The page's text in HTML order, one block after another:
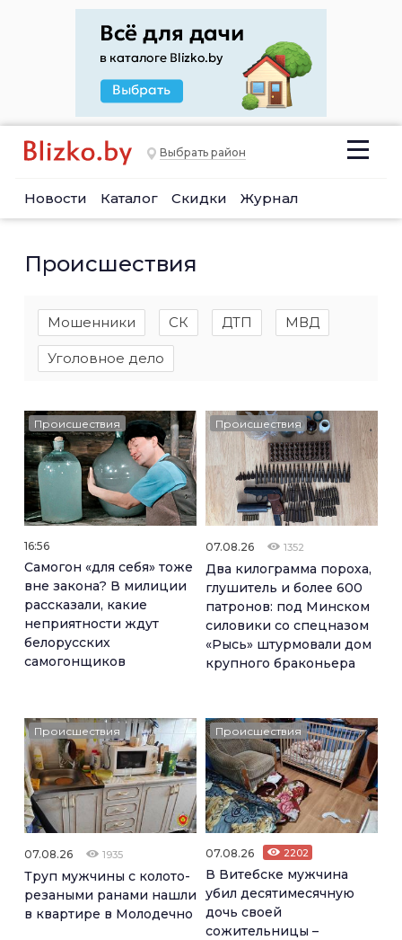
Выбрать район
Новости Каталог Скидки Журнал
Происшествия
Мошенники СК ДТП МВД
Уголовное дело
Происшествия
16:56
Самогон «для себя» тоже
вне закона? В милиции
рассказали, какие
неприятности ждут
белорусских
самогонщиков
Происшествия
07.08.26 1352
Два килограмма пороха,
глушитель и более 600
патронов: под Минском
силовики со спецназом
«Рысь» штурмовали дом
крупного браконьера
Происшествия
07.08.26 1935
Труп мужчины с колото-
резаными ранами нашли
в квартире в Молодечно
Происшествия
07.08.26 2202
В Витебске мужчина
убил десятимесячную
дочь своей
сожительницы –